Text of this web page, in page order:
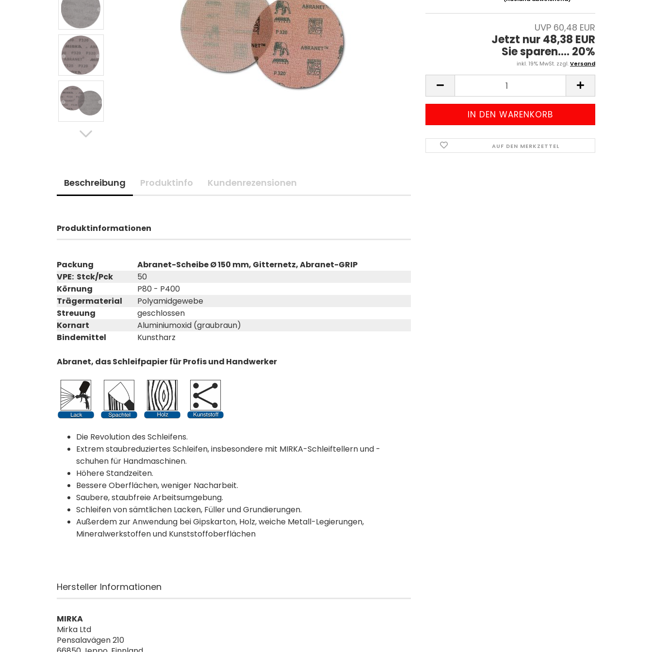
UVP 60,48 EUR
Jetzt nur 48,38 EUR
Sie sparen.... 20%
inkl. 19% MwSt. zzgl.Versand
AUF DEN MERKZETTEL
Beschreibung Produktinfo Kundenrezensionen
Produktinformationen
Packung
Abranet-Scheibe Ø 150 mm, Gitternetz, Abranet-GRIP
VPE: Stck/Pck
50
Körnung
P80 - P400
Trägermaterial
Polyamidgewebe
Streuung
geschlossen
Kornart
Aluminiumoxid (graubraun)
Bindemittel
Kunstharz
Abranet, das Schleifpapier für Profis und Handwerker
Die Revolution des Schleifens.
Extrem staubreduziertes Schleifen, insbesondere mit MIRKA-Schleiftellern und -
schuhen für Handmaschinen.
Höhere Standzeiten.
Bessere Oberflächen, weniger Nacharbeit.
Saubere, staubfreie Arbeitsumgebung.
Schleifen von sämtlichen Lacken, Füller und Grundierungen.
Außerdem zur Anwendung bei Gipskarton, Holz, weiche Metall-Legierungen,
Mineralwerkstoffen und Kunststoffoberflächen
Hersteller Informationen
MIRKA
Mirka Ltd
Pensalavägen 210